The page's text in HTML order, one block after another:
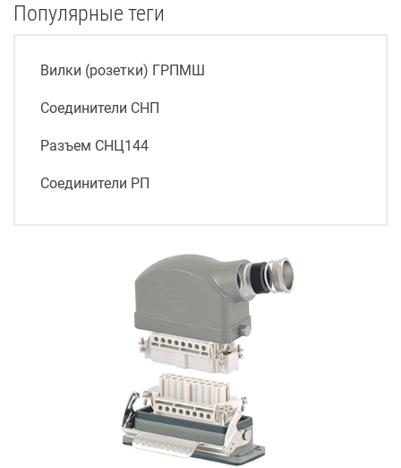
Популярные теги
Вилки (розетки) ГРПМШ
Соединители СНП
Разъем СНЦ144
Соединители РП